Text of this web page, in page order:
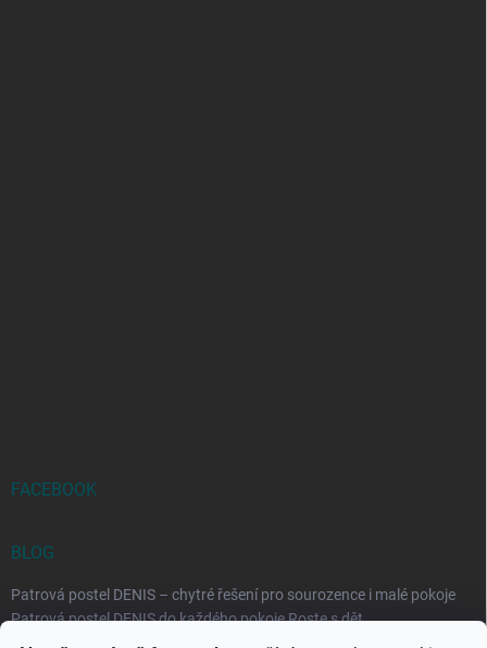
FACEBOOK
BLOG
Patrová postel DENIS – chytré řešení pro sourozence i malé pokoje
Patrová postel DENIS do každého pokoje Roste s dět...